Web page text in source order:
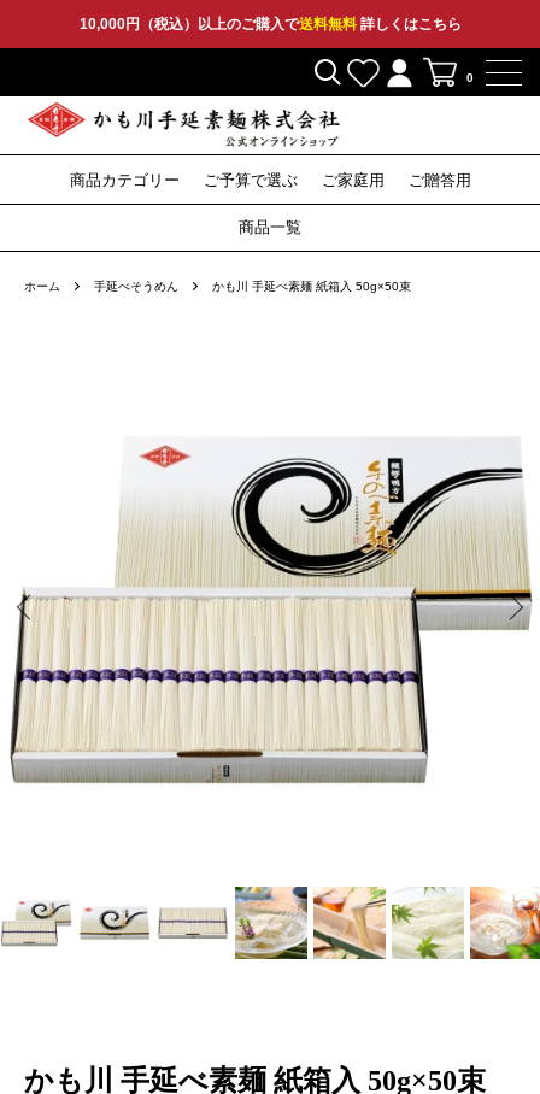
10,000円（税込）以上のご購入で送料無料詳しくはこちら
0
商品カテゴリー
うどん
そうめん
ひやむぎ
そば
つゆ
セット
その他
特産品
ご予算で選ぶ
〜1,999円
2,000円〜
3,000円〜
5,000円〜
10,000円〜
ご家庭用
うどん
そうめん
ひやむぎ
そば
つゆ
セット
その他
ご贈答用
うどん
そうめん
ひやむぎ
そば
セット
その他
商品一覧
ホーム 手延べそうめん かも川 手延べ素麺 紙箱入 50g×50束
かも川 手延べ素麺 紙箱入 50g×50束